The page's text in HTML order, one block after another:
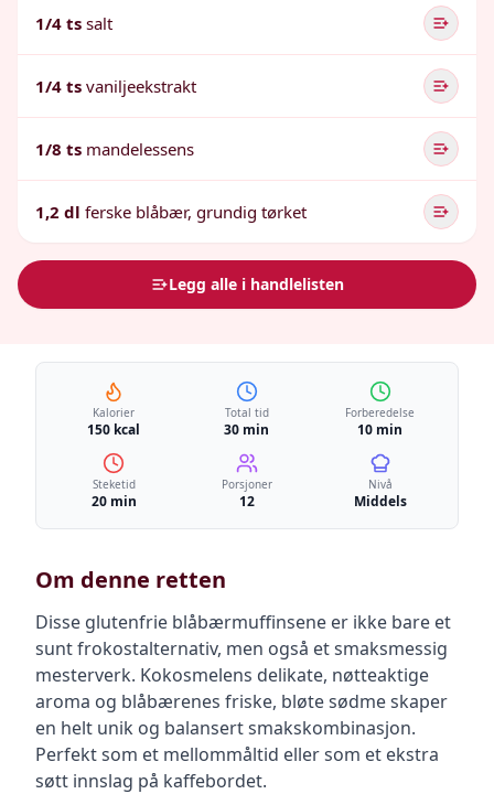
1/4 ts salt
1/4 ts vaniljeekstrakt
1/8 ts mandelessens
1,2 dl ferske blåbær, grundig tørket
Legg alle i handlelisten
Kalorier
150 kcal
Total tid
30 min
Forberedelse
10 min
Steketid
20 min
Porsjoner
12
Nivå
Middels
Om denne retten
Disse glutenfrie blåbærmuffinsene er ikke bare et
sunt frokostalternativ, men også et smaksmessig
mesterverk. Kokosmelens delikate, nøtteaktige
aroma og blåbærenes friske, bløte sødme skaper
en helt unik og balansert smakskombinasjon.
Perfekt som et mellommåltid eller som et ekstra
søtt innslag på kaffebordet.